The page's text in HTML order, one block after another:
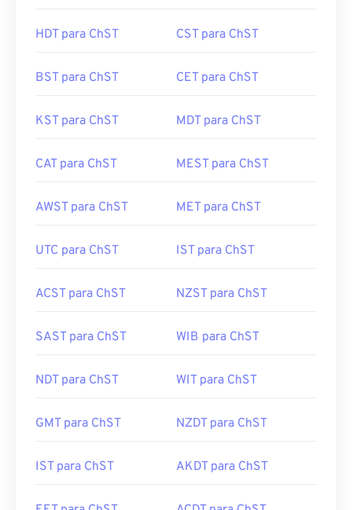
HDT para ChST CST para ChST
BST para ChST CET para ChST
KST para ChST MDT para ChST
CAT para ChST MEST para ChST
AWST para ChST MET para ChST
UTC para ChST IST para ChST
ACST para ChST NZST para ChST
SAST para ChST WIB para ChST
NDT para ChST WIT para ChST
GMT para ChST NZDT para ChST
IST para ChST AKDT para ChST